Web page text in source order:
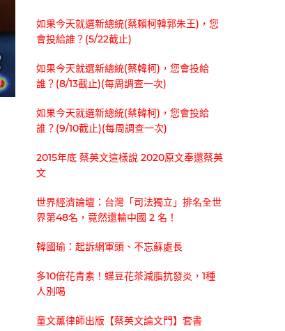
如果今天就選新總統(蔡賴柯韓郭朱王)，您
會投給誰？(5/22截止)
如果今天就選新總統(蔡韓柯)，您會投給
誰？(8/13截止)(每周調查一次)
如果今天就選新總統(蔡韓柯)，您會投給
誰？(9/10截止)(每周調查一次)
2015年底 蔡英文這樣說 2020原文奉還蔡英
文
世界經濟論壇：台灣「司法獨立」排名全世
界第48名，竟然還輸中國 2 名！
韓國瑜：起訴網軍頭、不忘蘇處長
多10倍花青素！蝶豆花茶減脂抗發炎，1種
人別喝
童文薰律師出版【蔡英文論文門】套書